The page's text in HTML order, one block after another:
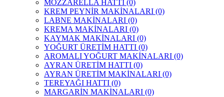
MOZZARELLA HATTI (0)
KREM PEYNİR MAKİNALARI (0)
LABNE MAKİNALARI (0)
KREMA MAKİNALARI (0)
KAYMAK MAKİNALARI (0)
YOĞURT ÜRETİM HATTI (0)
AROMALI YOĞURT MAKİNALARI (0)
AYRAN ÜRETİM HATTI (0)
AYRAN ÜRETİM MAKİNALARI (0)
TEREYAĞI HATTI (0)
MARGARİN MAKİNALARI (0)